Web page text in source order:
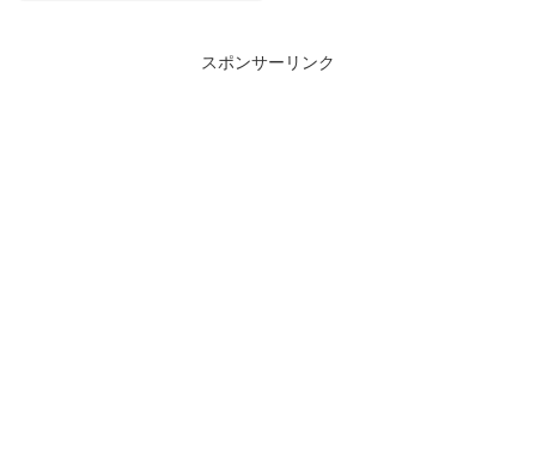
スポンサーリンク